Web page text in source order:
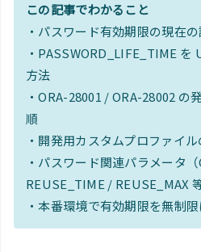
この記事でわかること
・パスワード有効期限の現在
・PASSWORD_LIFE_TIME
方法
・ORA-28001 / ORA-28002 の
順
・開発用カスタムプロファイ
・パスワード関連パラメータ
REUSE_TIME / REUSE_MAX
・本番環境で有効期限を無制